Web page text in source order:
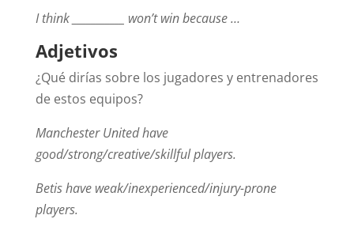
I think ___________ won’t win because …
Adjetivos
¿Qué dirías sobre los jugadores y entrenadores
de estos equipos?
Manchester United have
good/strong/creative/skillful players.
Betis have weak/inexperienced/injury-prone
players.